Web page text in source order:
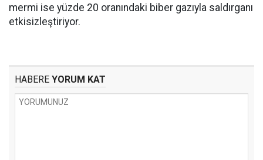
mermi ise yüzde 20 oranındaki biber gazıyla saldırganı
etkisizleştiriyor.
HABERE YORUM KAT